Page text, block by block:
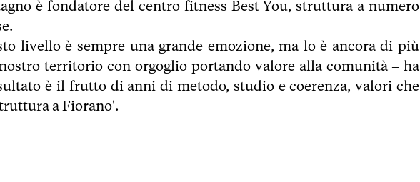
è fondatore del centro fitness Best You, struttura a numero
livello è sempre una grande emozione, ma lo è ancora di più
territorio con orgoglio portando valore alla comunità – ha
è il frutto di anni di metodo, studio e coerenza, valori che
a Fiorano'.